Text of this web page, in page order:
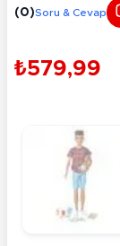
(0)Soru & Cevap
₺579,99